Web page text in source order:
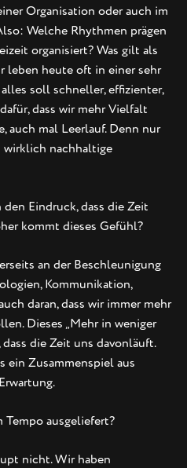
Organisation oder auch im
Welche Rhythmen prägen
organisiert? Was gilt als
leben heute oft in einer sehr
soll schneller, effizienter,
dass wir mehr Vielfalt
auch mal Leerlauf. Denn nur
nachhaltige
Eindruck, dass die Zeit
kommt dieses Gefühl?
an der Beschleunigung
Kommunikation,
daran, dass wir immer mehr
Dieses „Mehr in weniger
die Zeit uns davonläuft.
ein Zusammenspiel aus
Tempo ausgeliefert?
nicht. Wir haben